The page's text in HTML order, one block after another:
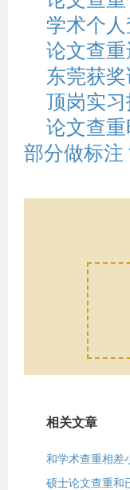
学术个
论文查
东莞获
顶岗实
论文查
部分做标注
相关文章
和学术查重相差
硕士论文查重和